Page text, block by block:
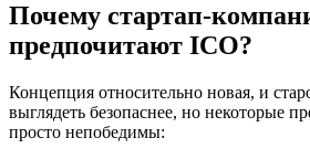
Почему стартап-
предпочитают ICO?
Концепция относительно новая, и
выглядеть безопаснее, но некоторые
просто непобедимы: